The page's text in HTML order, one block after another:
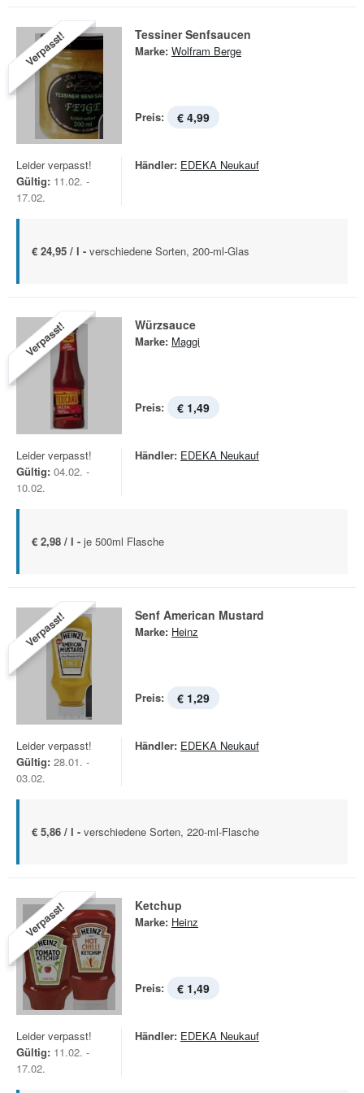
Verpasst! Tessiner Senfsaucen
Marke: Wolfram Berge
Preis: € 4,99
Leider verpasst!
Gültig: 11.02. -
17.02.
Händler: EDEKA Neukauf
€ 24,95 / l - verschiedene Sorten, 200-ml-Glas
Verpasst! Würzsauce
Marke: Maggi
Preis: € 1,49
Leider verpasst!
Gültig: 04.02. -
10.02.
Händler: EDEKA Neukauf
€ 2,98 / l - je 500ml Flasche
Verpasst! Senf American Mustard
Marke: Heinz
Preis: € 1,29
Leider verpasst!
Gültig: 28.01. -
03.02.
Händler: EDEKA Neukauf
€ 5,86 / l - verschiedene Sorten, 220-ml-Flasche
Verpasst! Ketchup
Marke: Heinz
Preis: € 1,49
Leider verpasst!
Gültig: 11.02. -
17.02.
Händler: EDEKA Neukauf